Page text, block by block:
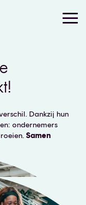
Dankzij hun
ondernemers
Samen